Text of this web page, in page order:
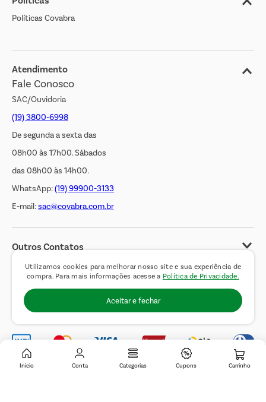
Utilizamos cookies para melhorar nosso site e sua experiência de
compra. Para mais informações acesse a Política de Privacidade.
Aceitar e fechar
Inicio Conta Categorias Cupons
Cliente Bem Estar
Jornal de Ofertas
Transparência Salarial
Políticas Covabra
Atendimento
Fale Conosco
SAC/Ouvidoria
(19) 3800-6998
De segunda a sexta das
08h00 às 17h00. Sábados
das 08h00 às 14h00.
WhatsApp:(19) 99900-3133
E-mail:sac@covabra.com.br
Outros Contatos
Negócios Imobiliários
Trabalhe Conosco